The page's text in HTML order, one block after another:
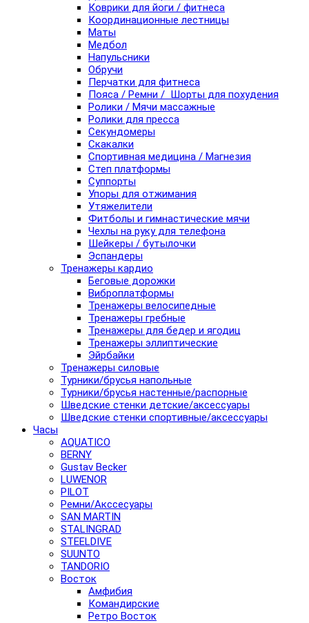
Коврики для йоги / фитнеса
Координационные лестницы
Маты
Медбол
Напульсники
Обручи
Перчатки для фитнеса
Пояса / Ремни / Шорты для похудения
Ролики / Мячи массажные
Ролики для пресса
Секундомеры
Скакалки
Спортивная медицина / Магнезия
Степ платформы
Суппорты
Упоры для отжимания
Утяжелители
Фитболы и гимнастические мячи
Чехлы на руку для телефона
Шейкеры / бутылочки
Эспандеры
Тренажеры кардио
Беговые дорожки
Виброплатформы
Тренажеры велосипедные
Тренажеры гребные
Тренажеры для бедер и ягодиц
Тренажеры эллиптические
Эйрбайки
Тренажеры силовые
Турники/брусья напольные
Турники/брусья настенные/распорные
Шведские стенки детские/аксессуары
Шведские стенки спортивные/аксессуары
Часы
AQUATICO
BERNY
Gustav Becker
LUWENOR
PILOT
Pемни/Акссесуары
SAN MARTIN
STALINGRAD
STEELDIVE
SUUNTO
TANDORIO
Восток
Амфибия
Командирские
Ретро Восток